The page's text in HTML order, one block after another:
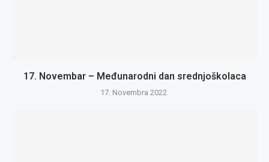
17. Novembar – Međunarodni dan srednjoškolaca
17. Novembra 2022.